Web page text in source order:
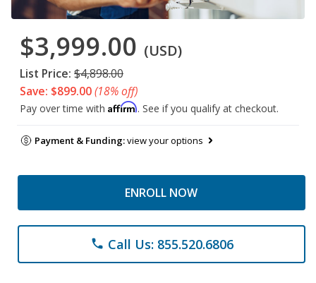
$3,999.00 (USD)
List Price: $4,898.00
Save: $899.00(18% off)
Pay over time with Affirm. See if you qualify at checkout.
Payment & Funding:view your options
ENROLL NOW
phone Call Us: 855.520.6806